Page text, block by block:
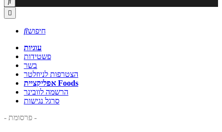

חיפוש
עוגיות
פשטידות
בשר
הצטרפות לניוזלטר
אפליקציית Foods
הרשמה לוובינר
סרגל נגישות
- פרסומת -